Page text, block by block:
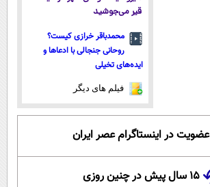
قیر می‌جوشید
محمدباقر خرازی کیست؟
روحانی جنجالی با ادعاها و
ایده‌های تخیلی
فیلم های دیگر
عضویت در اینستاگرام عصر ایران
۱۵ سال پیش در چنین روزی